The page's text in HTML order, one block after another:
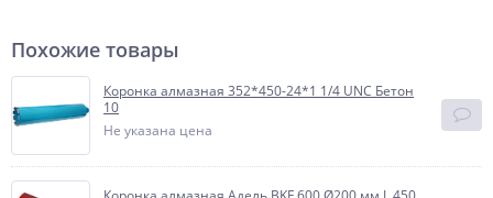
Похожие товары
Коронка алмазная 352*450-24*1 1/4 UNC Бетон
10
Не указана цена